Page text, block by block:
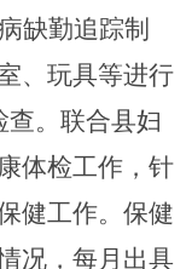
缺勤追踪制
、玩具等进行
查。联合县妇
体检工作，针
健工作。 保健
况，每月出具